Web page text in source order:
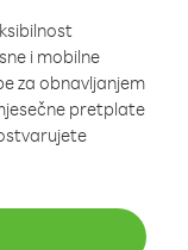
i mobilne
za obnavljanjem
pretplate